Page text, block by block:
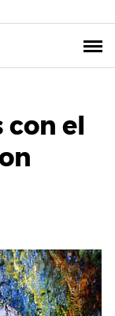
el